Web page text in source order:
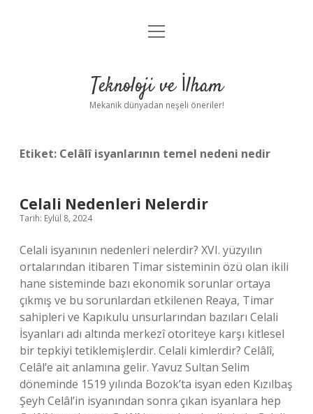
Anasayfa
Yasal Uyarı
menüyü
Teknoloji ve İlham
Mekanik dünyadan neşeli öneriler!
Etiket: Celâlî isyanlarının temel nedeni nedir
Celali Nedenleri Nelerdir
Tarih: Eylül 8, 2024
Celali isyanının nedenleri nelerdir? XVI. yüzyılın
ortalarından itibaren Timar sisteminin özü olan ikili
hane sisteminde bazı ekonomik sorunlar ortaya
çıkmış ve bu sorunlardan etkilenen Reaya, Timar
sahipleri ve Kapıkulu unsurlarından bazıları Celali
İsyanları adı altında merkezî otoriteye karşı kitlesel
bir tepkiyi tetiklemişlerdir. Celali kimlerdir? Celâlî,
Celâl’e ait anlamına gelir. Yavuz Sultan Selim
döneminde 1519 yılında Bozok’ta isyan eden Kızılbaş
Şeyh Celâl’in isyanından sonra çıkan isyanlara hep